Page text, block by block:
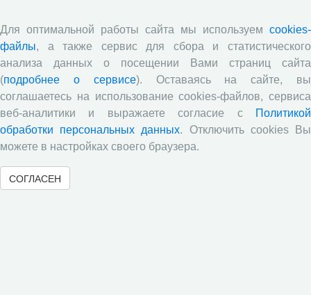
реализации социально-экономических реформ:
национальные приоритеты и проекты»,
приуроченной к 35-летию Центра
Стратегия и тактика реализации социально-
экономических реформ: национальные приоритеты
и проекты
Опубликованы материалы XI Международной
научно-практической интернет-конференции
зеркале социологических измерений»
Для оптимальной работы сайта мы используем cookies-
файлы, а также сервис для сбора и статистического
анализа данных о посещении Вами страниц сайта
(подробнее о сервисе). Оставаясь на сайте, вы
соглашаетесь на использование cookies-файлов, сервиса
веб-аналитики и выражаете согласие с
Политикой
обработки персональных данных. Отключить cookies Вы
можете в настройках своего браузера.
СОГЛАСЕН